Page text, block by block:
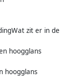
zit er in de
hoogglans
hoogglans